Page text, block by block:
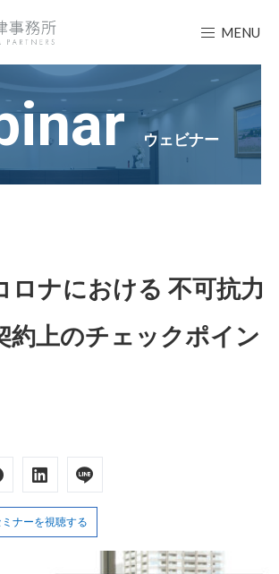
MENU
ウェビナー
ロナにおける 不可抗力
約上のチェックポイン
ナーを視聴する